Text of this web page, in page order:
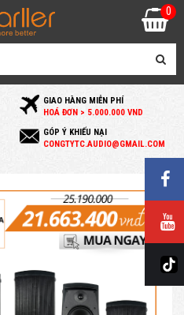
GIAO HÀNG MIỄN PHÍ
HOÁ ĐƠN > 5.000.000 VND
GÓP Ý KHIẾU NẠI
CONGTYTC.AUDIO@GMAIL.COM
0